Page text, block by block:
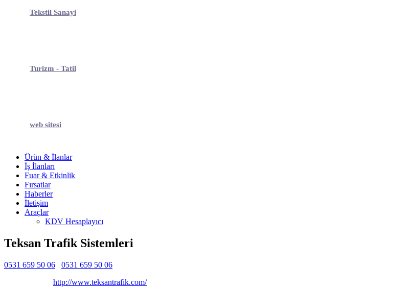
Tekstil Sanayi
Turizm - Tatil
web sitesi
Ürün & İlanlar
İş İlanları
Fuar & Etkinlik
Fırsatlar
Haberler
İletişim
Araçlar
KDV Hesaplayıcı
Teksan Trafik Sistemleri
0531 659 50 06 0531 659 50 06
http://www.teksantrafik.com/